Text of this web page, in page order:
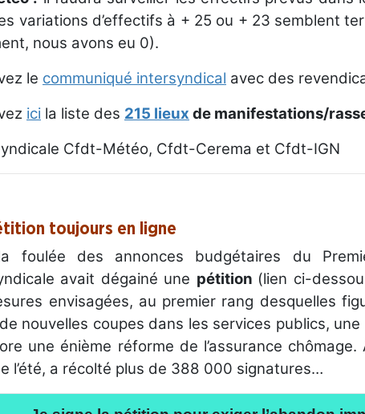
variations d’effectifs à + 25 ou + 23 semblent
nous avons eu 0).
le communiqué intersyndical avec des
ici la liste des 215 lieux de manifestations/
Cfdt-Météo, Cfdt-Cerema et Cfdt-IGN
toujours en ligne
foulée des annonces budgétaires du
avait dégainé une pétition (lien ci-
envisagées, au premier rang desquelles
nouvelles coupes dans les services publics,
une énième réforme de l’assurance
l’été, a récolté plus de 388 000 signatures…